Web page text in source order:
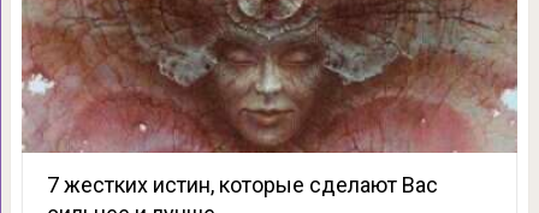
7 жестких истин, которые сделают Вас